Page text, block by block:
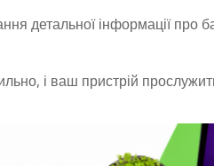
детальної інформації про
і ваш пристрій